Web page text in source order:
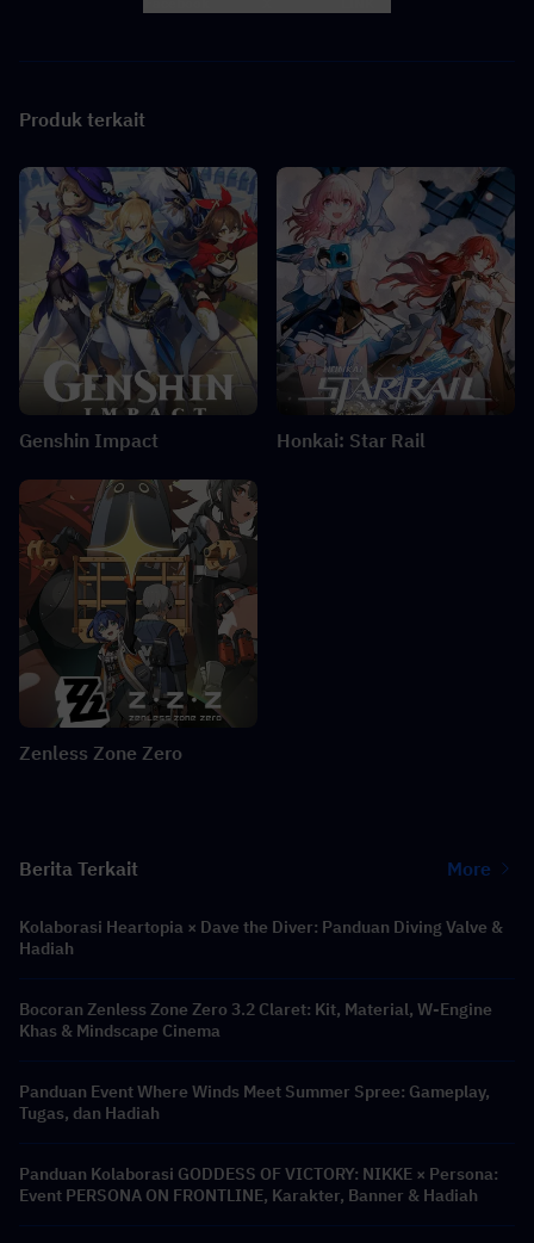
Produk terkait
Genshin Impact Honkai: Star Rail
Zenless Zone Zero
Berita Terkait More
Kolaborasi Heartopia × Dave the Diver: Panduan Diving Valve &
Hadiah
Bocoran Zenless Zone Zero 3.2 Claret: Kit, Material, W-Engine
Khas & Mindscape Cinema
Panduan Event Where Winds Meet Summer Spree: Gameplay,
Tugas, dan Hadiah
Panduan Kolaborasi GODDESS OF VICTORY: NIKKE × Persona:
Event PERSONA ON FRONTLINE, Karakter, Banner & Hadiah